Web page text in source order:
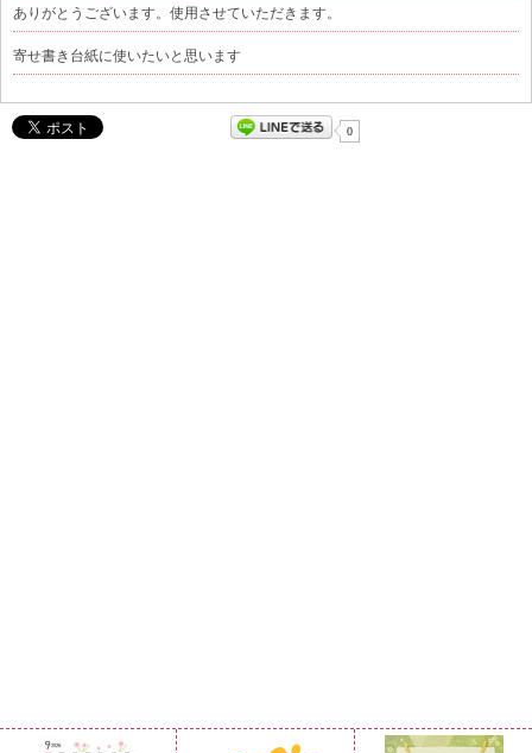
ありがとうございます。使用させていただきます。
寄せ書き台紙に使いたいと思います
0